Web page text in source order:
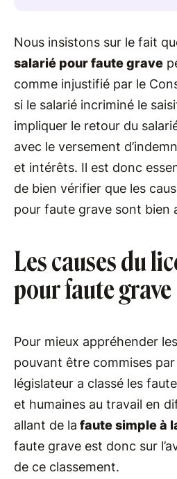
Nous insistons sur le fait
salarié pour faute grave
comme injustifié par le
si le salarié incriminé le
impliquer le retour du
avec le versement
et intérêts. Il est donc
de bien vérifier que les
pour faute grave sont bien
Les causes du
pour faute grave
Pour mieux appréhender
pouvant être commises par
législateur a classé les
et humaines au travail en
allant de la faute simple à
faute grave est donc sur
de ce classement.